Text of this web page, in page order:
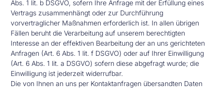
Abs. 1 lit. b DSGVO, sofern Ihre Anfrage mit der Erfüllung eines
Vertrags zusammenhängt oder zur Durchführung
vorvertraglicher Maßnahmen erforderlich ist. In allen übrigen
Fällen beruht die Verarbeitung auf unserem berechtigten
Interesse an der effektiven Bearbeitung der an uns gerichteten
Anfragen (Art. 6 Abs. 1 lit. f DSGVO) oder auf Ihrer Einwilligung
(Art. 6 Abs. 1 lit. a DSGVO) sofern diese abgefragt wurde; die
Einwilligung ist jederzeit widerrufbar.
Die von Ihnen an uns per Kontaktanfragen übersandten Daten